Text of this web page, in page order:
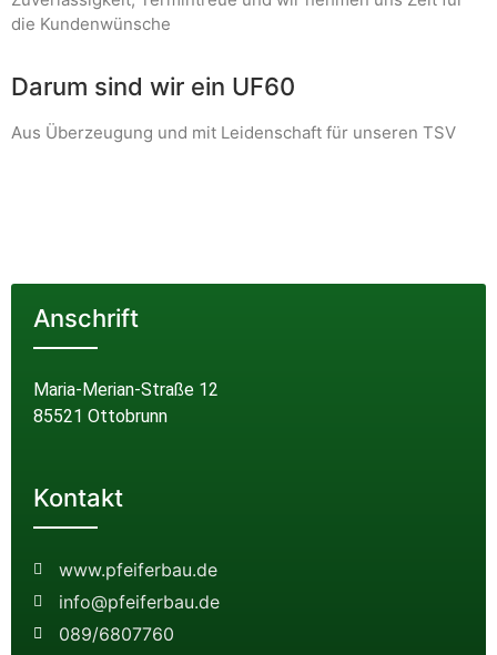
die Kundenwünsche
Darum sind wir ein UF60
Aus Überzeugung und mit Leidenschaft für unseren TSV
Anschrift
Maria-Merian-Straße 12
85521 Ottobrunn
Kontakt
www.pfeiferbau.de
info@pfeiferbau.de
089/6807760